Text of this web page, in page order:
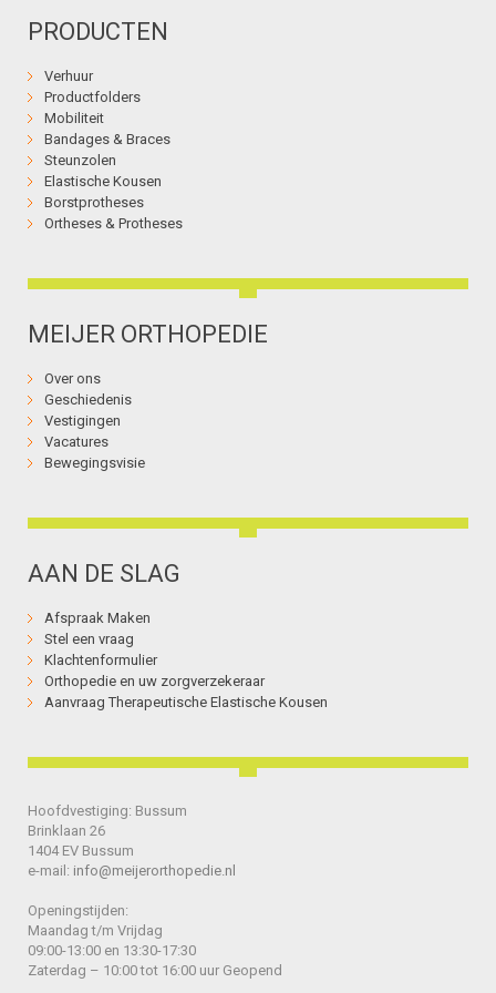
PRODUCTEN
Verhuur
Productfolders
Mobiliteit
Bandages & Braces
Steunzolen
Elastische Kousen
Borstprotheses
Ortheses & Protheses
MEIJER ORTHOPEDIE
Over ons
Geschiedenis
Vestigingen
Vacatures
Bewegingsvisie
AAN DE SLAG
Afspraak Maken
Stel een vraag
Klachtenformulier
Orthopedie en uw zorgverzekeraar
Aanvraag Therapeutische Elastische Kousen
Hoofdvestiging: Bussum
Brinklaan 26
1404 EV Bussum
e-mail: info@meijerorthopedie.nl
Openingstijden:
Maandag t/m Vrijdag
09:00-13:00 en 13:30-17:30
Zaterdag – 10:00 tot 16:00 uur Geopend